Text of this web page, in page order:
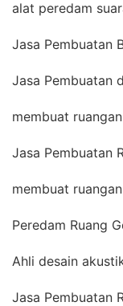
alat peredam
Jasa Pembuatan
Jasa Pembuatan
membuat
Jasa Pembuatan
membuat
Peredam Ruang
Ahli desain
Jasa Pembuatan